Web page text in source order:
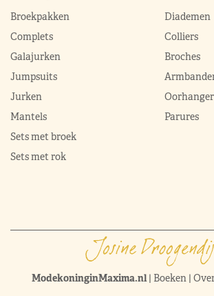
Broekpakken
Complets
Galajurken
Jumpsuits
Jurken
Mantels
Sets met broek
Sets met rok
Diademen
Colliers
Broches
Parures
ModekoninginMaxima.nl| Boeken|